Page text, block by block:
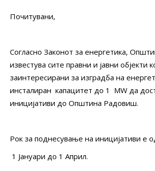
Почитувани,
Согласно Законот за енергетика,
известува сите правни и јавни објекти
заинтересирани за изградба на
инсталиран капацитет до 1 MW да
иницијативи до Општина Радовиш.
Рок за поднесување на иницијативи е
1 Јануари до 1 Април.